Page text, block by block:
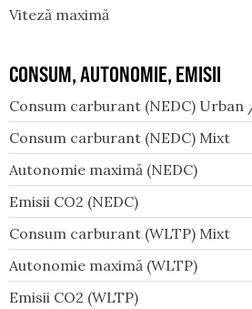
Viteză maximă
CONSUM, AUTONOMIE, EMISII
Consum carburant (NEDC)
Consum carburant (NEDC) Mixt
Autonomie maximă (NEDC)
Emisii CO2 (NEDC)
Consum carburant (WLTP) Mixt
Autonomie maximă (WLTP)
Emisii CO2 (WLTP)